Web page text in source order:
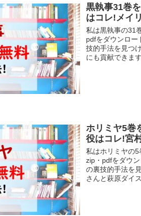
黒執事31巻
はコレ!メイ
私は黒執事の31
pdfをダウンロー
技的手法を見つ
にも貢献できま
ホリミヤ5巻
役はコレ!宮
私はホリミヤの
zip・pdfをダウ
の裏技的手法を
さんと萩原ダイ